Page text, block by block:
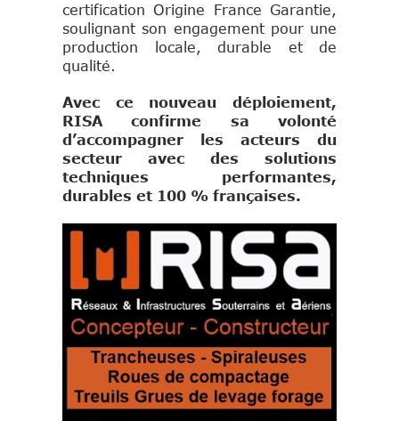
certification Origine France Garantie,
soulignant son engagement pour une
production locale, durable et de
qualité.
Avec ce nouveau déploiement,
RISA confirme sa volonté
d’accompagner les acteurs du
secteur avec des solutions
techniques performantes,
durables et 100 % françaises.